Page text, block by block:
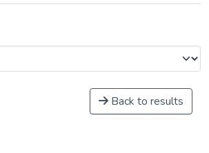
Back to results